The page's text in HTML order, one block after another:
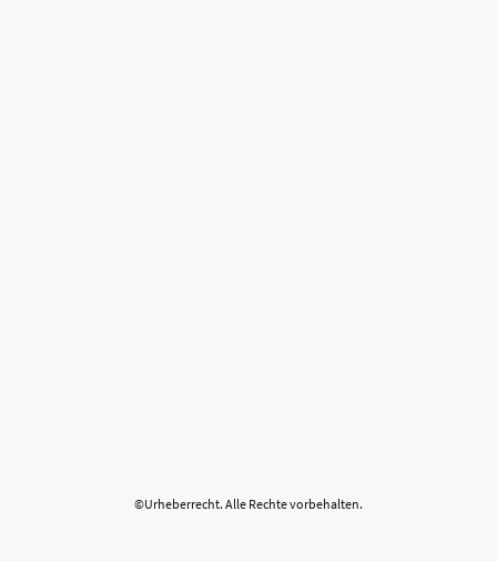
©Urheberrecht. Alle Rechte vorbehalten.